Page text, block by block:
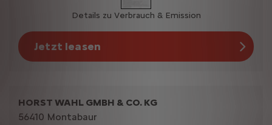
Details zu Verbrauch & Emission
Jetzt leasen
HORST WAHL GMBH & CO. KG
56410 Montabaur